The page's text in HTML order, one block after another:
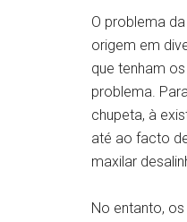
O problema
origem em
que tenham
problema.
chupeta, à
até ao facto
maxilar
No entanto,